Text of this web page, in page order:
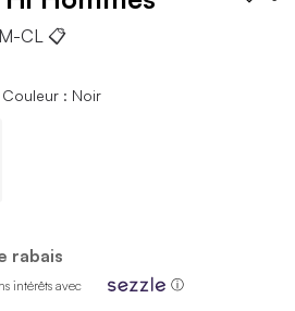
CL 📋
Couleur : Noir
rabais
intérêts avec ⓘ